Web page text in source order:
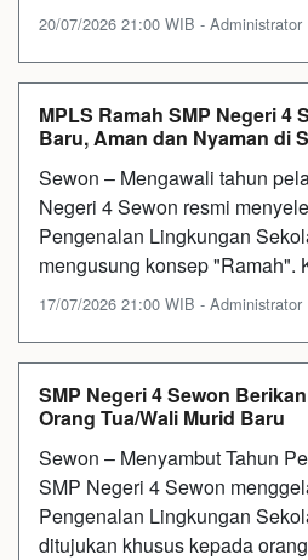
20/07/2026 21:00 WIB - Administrator
MPLS Ramah SMP Negeri 4
Baru, Aman dan Nyaman di
Sewon – Mengawali tahun
Negeri 4 Sewon resmi
Pengenalan Lingkungan
mengusung konsep "Ramah".
17/07/2026 21:00 WIB - Administrator
SMP Negeri 4 Sewon
Orang Tua/Wali Murid Baru
Sewon – Menyambut Tahun
SMP Negeri 4 Sewon
Pengenalan Lingkungan
ditujukan khusus kepada